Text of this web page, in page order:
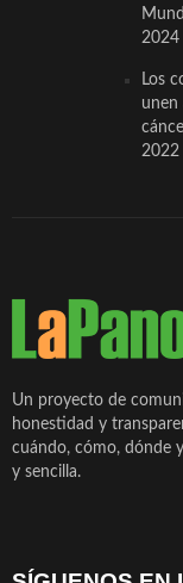
2024
Los
unen
2022
Un proyecto de
honestidad y
cuándo, cómo, dónde
y sencilla.